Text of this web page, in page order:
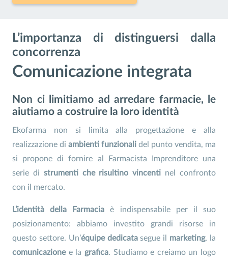
L’importanza di distinguersi dalla
concorrenza
Comunicazione integrata
Non ci limitiamo ad arredare farmacie, le
aiutiamo a costruire la loro identità
Ekofarma non si limita alla progettazione e alla
realizzazione di ambienti funzionali del punto vendita, ma
si propone di fornire al Farmacista Imprenditore una
serie di strumenti che risultino vincenti nel confronto
con il mercato.
L’identità della Farmacia è indispensabile per il suo
posizionamento: abbiamo investito grandi risorse in
questo settore. Un’équipe dedicatasegue il marketing, la
comunicazionee la grafica. Studiamo e creiamo un logo